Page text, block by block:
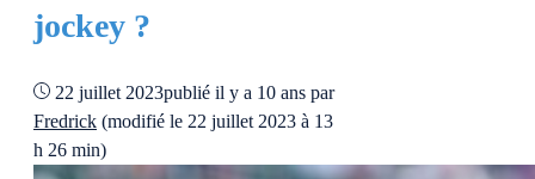
jockey ?
22 juillet 2023publié il y a 10 ans par
Fredrick (modifié le 22 juillet 2023 à 13
h 26 min)